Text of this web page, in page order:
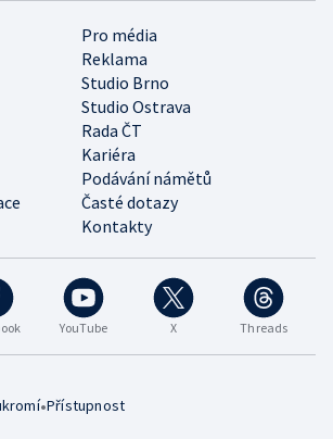
Pro média
Reklama
Studio Brno
Studio Ostrava
Rada ČT
Kariéra
Podávání námětů
Časté dotazy
Kontakty
YouTube X Threads
•Přístupnost